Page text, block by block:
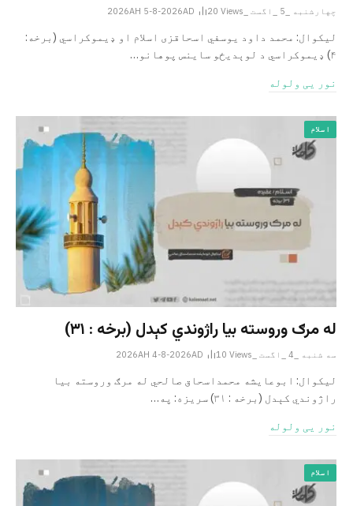
چهارشنبه _5 _اگست _2026AH 5-8-2026AD 20 Views
لیکوال: محمد داود یوسفي اسحاقزی اسلام او ډیموکراسي (برخه:
۴) ډیموکراسي د لوېدیځو ساینس پوهانو…
نور یی ولوله
اسلام
له مرګ وروسته بیا راژوندي کېدل (برخه : ۳۱)
سه شنبه _4 _اگست _2026AH 4-8-2026AD 10 Views
لیکوال: ابوعایشه محمداسحاق صالحي له مرګ وروسته بیا
راژوندي کېدل (برخه : ۳۱) سریزه: په…
نور یی ولوله
اسلام